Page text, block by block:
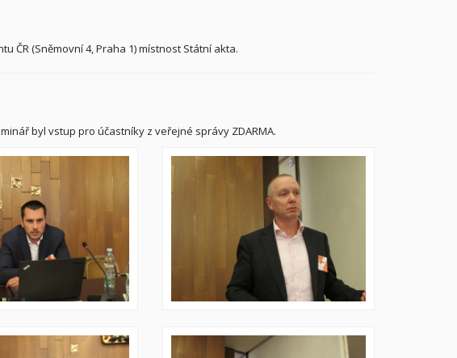
ČR (Sněmovní 4, Praha 1) místnost Státní akta.
byl vstup pro účastníky z veřejné správy ZDARMA.